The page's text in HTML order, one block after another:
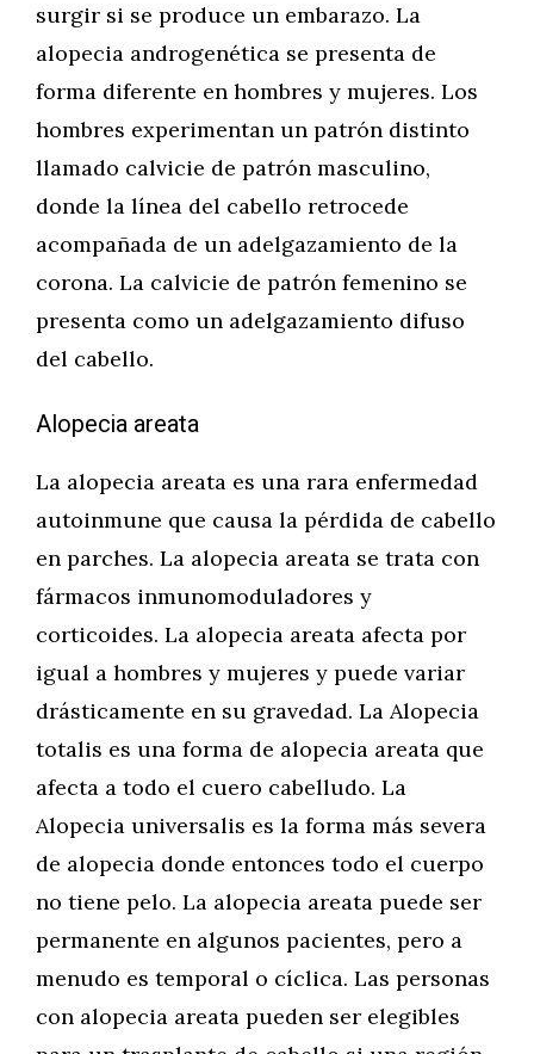
surgir si se produce un embarazo. La
alopecia androgenética se presenta de
forma diferente en hombres y mujeres. Los
hombres experimentan un patrón distinto
llamado calvicie de patrón masculino,
donde la línea del cabello retrocede
acompañada de un adelgazamiento de la
corona. La calvicie de patrón femenino se
presenta como un adelgazamiento difuso
del cabello.
Alopecia areata
La alopecia areata es una rara enfermedad
autoinmune que causa la pérdida de cabello
en parches. La alopecia areata se trata con
fármacos inmunomoduladores y
corticoides. La alopecia areata afecta por
igual a hombres y mujeres y puede variar
drásticamente en su gravedad. La Alopecia
totalis es una forma de alopecia areata que
afecta a todo el cuero cabelludo. La
Alopecia universalis es la forma más severa
de alopecia donde entonces todo el cuerpo
no tiene pelo. La alopecia areata puede ser
permanente en algunos pacientes, pero a
menudo es temporal o cíclica. Las personas
con alopecia areata pueden ser elegibles